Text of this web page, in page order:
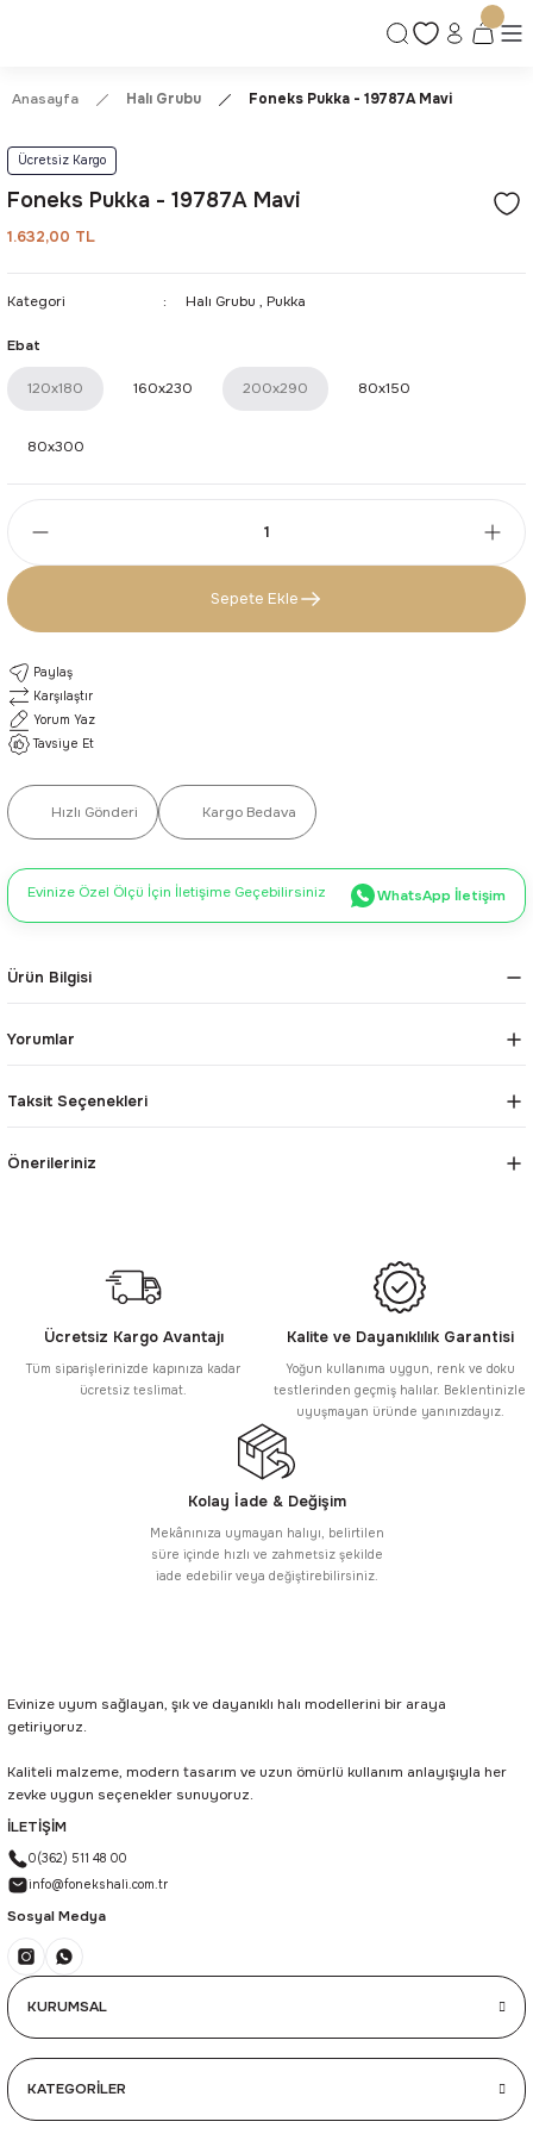
Güvenli Alışveriş Deneyimi
Anasayfa Halı Grubu Foneks Pukka - 19787A Mavi
Ücretsiz Kargo
Foneks Pukka - 19787A Mavi
1.632,00 TL
Kategori Halı Grubu , Pukka
Ebat
120x180 160x230 200x290 80x150
80x300
Sepete Ekle
Paylaş
Karşılaştır
Yorum Yaz
Tavsiye Et
Hızlı Gönderi Kargo Bedava
Evinize Özel Ölçü İçin İletişime Geçebilirsiniz WhatsApp İletişim
Ürün Bilgisi
Yorumlar
Taksit Seçenekleri
Önerileriniz
Ücretsiz Kargo Avantajı
Tüm siparişlerinizde kapınıza kadar
ücretsiz teslimat.
Kalite ve Dayanıklılık Garantisi
Yoğun kullanıma uygun, renk ve doku
testlerinden geçmiş halılar. Beklentinizle
uyuşmayan üründe yanınızdayız.
Kolay İade & Değişim
Mekânınıza uymayan halıyı, belirtilen
süre içinde hızlı ve zahmetsiz şekilde
iade edebilir veya değiştirebilirsiniz.
Evinize uyum sağlayan, şık ve dayanıklı halı modellerini bir araya
getiriyoruz.
Kaliteli malzeme, modern tasarım ve uzun ömürlü kullanım anlayışıyla her
zevke uygun seçenekler sunuyoruz.
İLETİŞİM
0(362) 511 48 00
info@fonekshali.com.tr
Sosyal Medya
KURUMSAL
KATEGORİLER